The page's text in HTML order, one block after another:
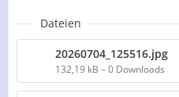
Dateien
20260704_125516.jpg
132,19 kB – 0 Downloads